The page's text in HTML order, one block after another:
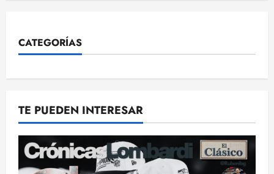
CATEGORÍAS
TE PUEDEN INTERESAR